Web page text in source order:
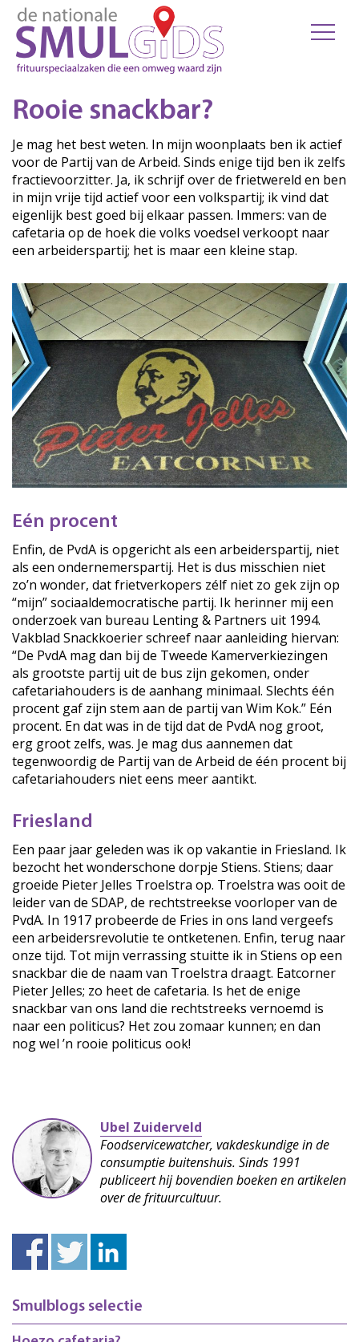
Rooie snackbar?
Je mag het best weten. In mijn woonplaats ben ik actief
voor de Partij van de Arbeid. Sinds enige tijd ben ik zelfs
fractievoorzitter. Ja, ik schrijf over de frietwereld en ben
in mijn vrije tijd actief voor een volkspartij; ik vind dat
eigenlijk best goed bij elkaar passen. Immers: van de
cafetaria op de hoek die volks voedsel verkoopt naar
een arbeiderspartij; het is maar een kleine stap.
Eén procent
Enfin, de PvdA is opgericht als een arbeiderspartij, niet
als een ondernemerspartij. Het is dus misschien niet
zo’n wonder, dat frietverkopers zélf niet zo gek zijn op
“mijn” sociaaldemocratische partij. Ik herinner mij een
onderzoek van bureau Lenting & Partners uit 1994.
Vakblad Snackkoerier schreef naar aanleiding hiervan:
“De PvdA mag dan bij de Tweede Kamerverkiezingen
als grootste partij uit de bus zijn gekomen, onder
cafetariahouders is de aanhang minimaal. Slechts één
procent gaf zijn stem aan de partij van Wim Kok.” Eén
procent. En dat was in de tijd dat de PvdA nog groot,
erg groot zelfs, was. Je mag dus aannemen dat
tegenwoordig de Partij van de Arbeid de één procent bij
cafetariahouders niet eens meer aantikt.
Friesland
Een paar jaar geleden was ik op vakantie in Friesland. Ik
bezocht het wonderschone dorpje Stiens. Stiens; daar
groeide Pieter Jelles Troelstra op. Troelstra was ooit de
leider van de SDAP, de rechtstreekse voorloper van de
PvdA. In 1917 probeerde de Fries in ons land vergeefs
een arbeidersrevolutie te ontketenen. Enfin, terug naar
onze tijd. Tot mijn verrassing stuitte ik in Stiens op een
snackbar die de naam van Troelstra draagt. Eatcorner
Pieter Jelles; zo heet de cafetaria. Is het de enige
snackbar van ons land die rechtstreeks vernoemd is
naar een politicus? Het zou zomaar kunnen; en dan
nog wel ’n rooie politicus ook!
Ubel Zuiderveld
Foodservicewatcher, vakdeskundige in de
consumptie buitenshuis. Sinds 1991
publiceert hij bovendien boeken en artikelen
over de frituurcultuur.
Smulblogs selectie